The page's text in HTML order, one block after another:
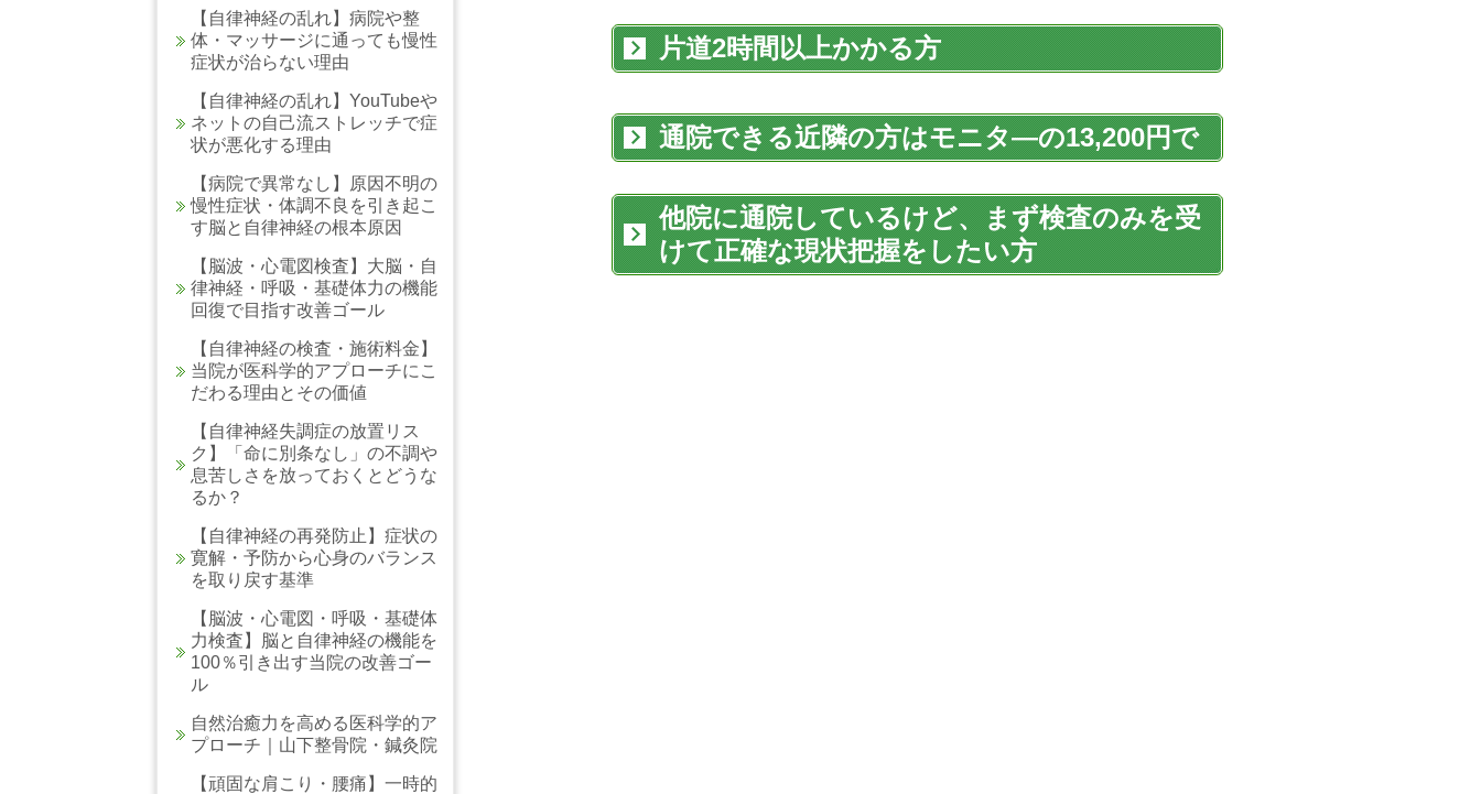
片道2時間以上かかる方
通院できる近隣の方はモニタ―の13,200円で
他院に通院しているけど、まず検査のみを受
けて正確な現状把握をしたい方
【自律神経の乱れ】病院や整
体・マッサージに通っても慢性
症状が治らない理由
【自律神経の乱れ】YouTubeや
ネットの自己流ストレッチで症
状が悪化する理由
【病院で異常なし】原因不明の
慢性症状・体調不良を引き起こ
す脳と自律神経の根本原因
【脳波・心電図検査】大脳・自
律神経・呼吸・基礎体力の機能
回復で目指す改善ゴール
【自律神経の検査・施術料金】
当院が医科学的アプローチにこ
だわる理由とその価値
【自律神経失調症の放置リス
ク】「命に別条なし」の不調や
息苦しさを放っておくとどうな
るか？
【自律神経の再発防止】症状の
寛解・予防から心身のバランス
を取り戻す基準
【脳波・心電図・呼吸・基礎体
力検査】脳と自律神経の機能を
100％引き出す当院の改善ゴー
ル
自然治癒力を高める医科学的ア
プローチ｜山下整骨院・鍼灸院
【頑固な肩こり・腰痛】一時的